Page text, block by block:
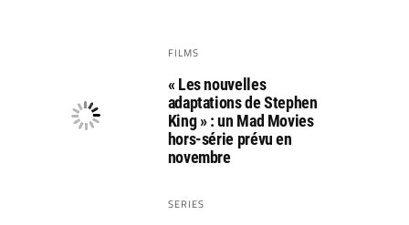
FILMS
« Les nouvelles
adaptations de Stephen
King » : un Mad Movies
hors-série prévu en
novembre
SERIES